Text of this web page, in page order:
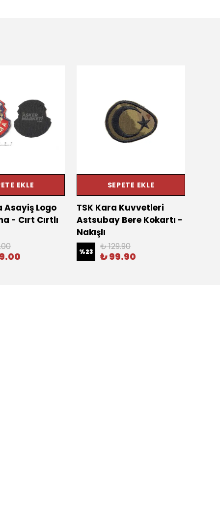
EKLE
Asayiş Logo
- Cırt Cırtlı
SEPETE EKLE
TSK Kara Kuvvetleri
Astsubay Bere Kokartı -
Nakışlı
%23 ₺ 129.90
₺ 99.90